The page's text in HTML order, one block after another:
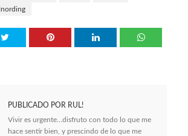
PUBLICADO POR RUL!
Vivir es urgente...disfruto con todo lo que me
hace sentir bien, y prescindo de lo que me